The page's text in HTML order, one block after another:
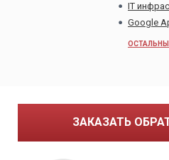
IT
Google
ЗАКАЗАТЬ